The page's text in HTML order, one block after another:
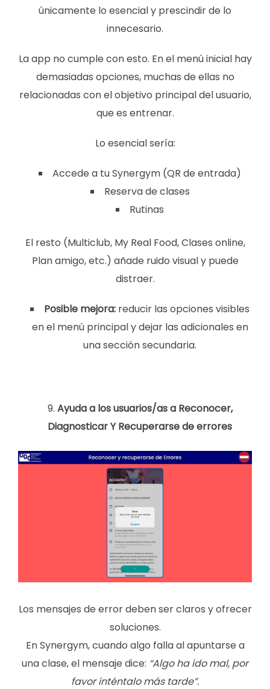
únicamente lo esencial y prescindir de lo
innecesario.
La app no cumple con esto. En el menú inicial hay
demasiadas opciones, muchas de ellas no
relacionadas con el objetivo principal del usuario,
que es entrenar.
Lo esencial sería:
Accede a tu Synergym (QR de entrada)
Reserva de clases
Rutinas
El resto (Multiclub, My Real Food, Clases online,
Plan amigo, etc.) añade ruido visual y puede
distraer.
Posible mejora: reducir las opciones visibles
en el menú principal y dejar las adicionales en
una sección secundaria.
Ayuda a los usuarios/as a Reconocer,
Diagnosticar Y Recuperarse de errores
Los mensajes de error deben ser claros y ofrecer
soluciones.
En Synergym, cuando algo falla al apuntarse a
una clase, el mensaje dice: “Algo ha ido mal, por
favor inténtalo más tarde”.